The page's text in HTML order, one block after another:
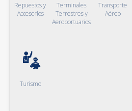
Repuestos y
Accesorios
Terminales
Terrestres y
Aeroportuarios
Transporte
Aéreo
Turismo